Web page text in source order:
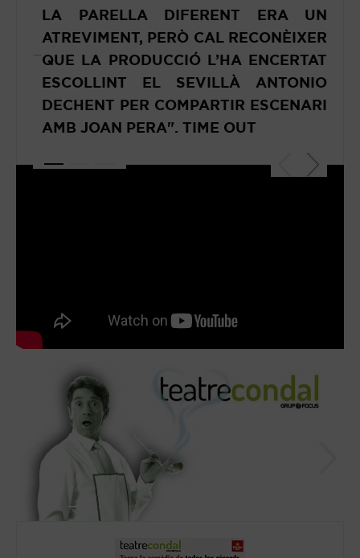
LA PARELLA DIFERENT ERA UN
ATREVIMENT, PERÒ CAL RECONÈIXER
QUE LA PRODUCCIÓ L’HA ENCERTAT
ESCOLLINT EL SEVILLÀ ANTONIO
DECHENT PER COMPARTIR ESCENARI
AMB JOAN PERA". TIME OUT